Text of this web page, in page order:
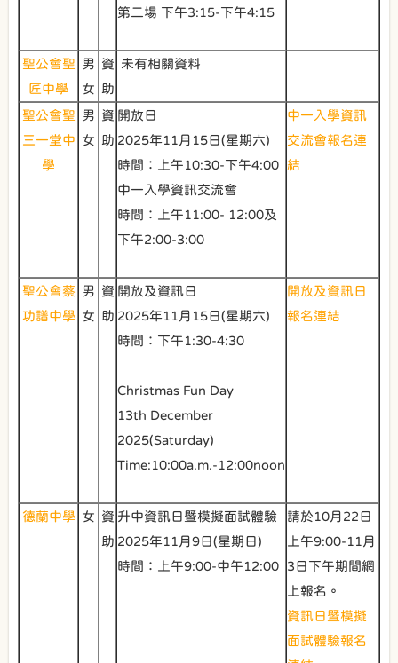
第二場 下午3:15-下午4:15
聖公會聖
匠中學
男
女
資
助
未有相關資料
聖公會聖
三一堂中
學
男
女
資
助
開放日
2025年11月15日(星期六)
時間：上午10:30-下午4:00
中一入學資訊交流會
時間：上午11:00- 12:00及
下午2:00-3:00
中一入學資訊
交流會報名連
結
聖公會蔡
功譜中學
男
女
資
助
開放及資訊日
2025年11月15日(星期六)
時間：下午1:30-4:30
Christmas Fun Day
13th December
2025(Saturday)
Time:10:00a.m.-12:00noon
開放及資訊日
報名連結
德蘭中學 女 資
助
升中資訊日暨模擬面試體驗
2025年11月9日(星期日)
時間：上午9:00-中午12:00
請於10月22日
上午9:00-11月
3日下午期間網
上報名。
資訊日暨模擬
面試體驗報名